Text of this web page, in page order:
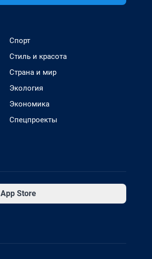
Спорт
Стиль и красота
Страна и мир
Экология
Экономика
Спецпроекты
App Store